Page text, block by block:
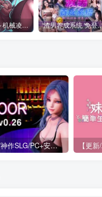
被俘的塞拉～机械凌辱记录～ 渣男养成系
【重大更新/神作SLG/PC+安卓/官中】特工17 Agent 17 v0.26.10 官方中文版+存档or满金币